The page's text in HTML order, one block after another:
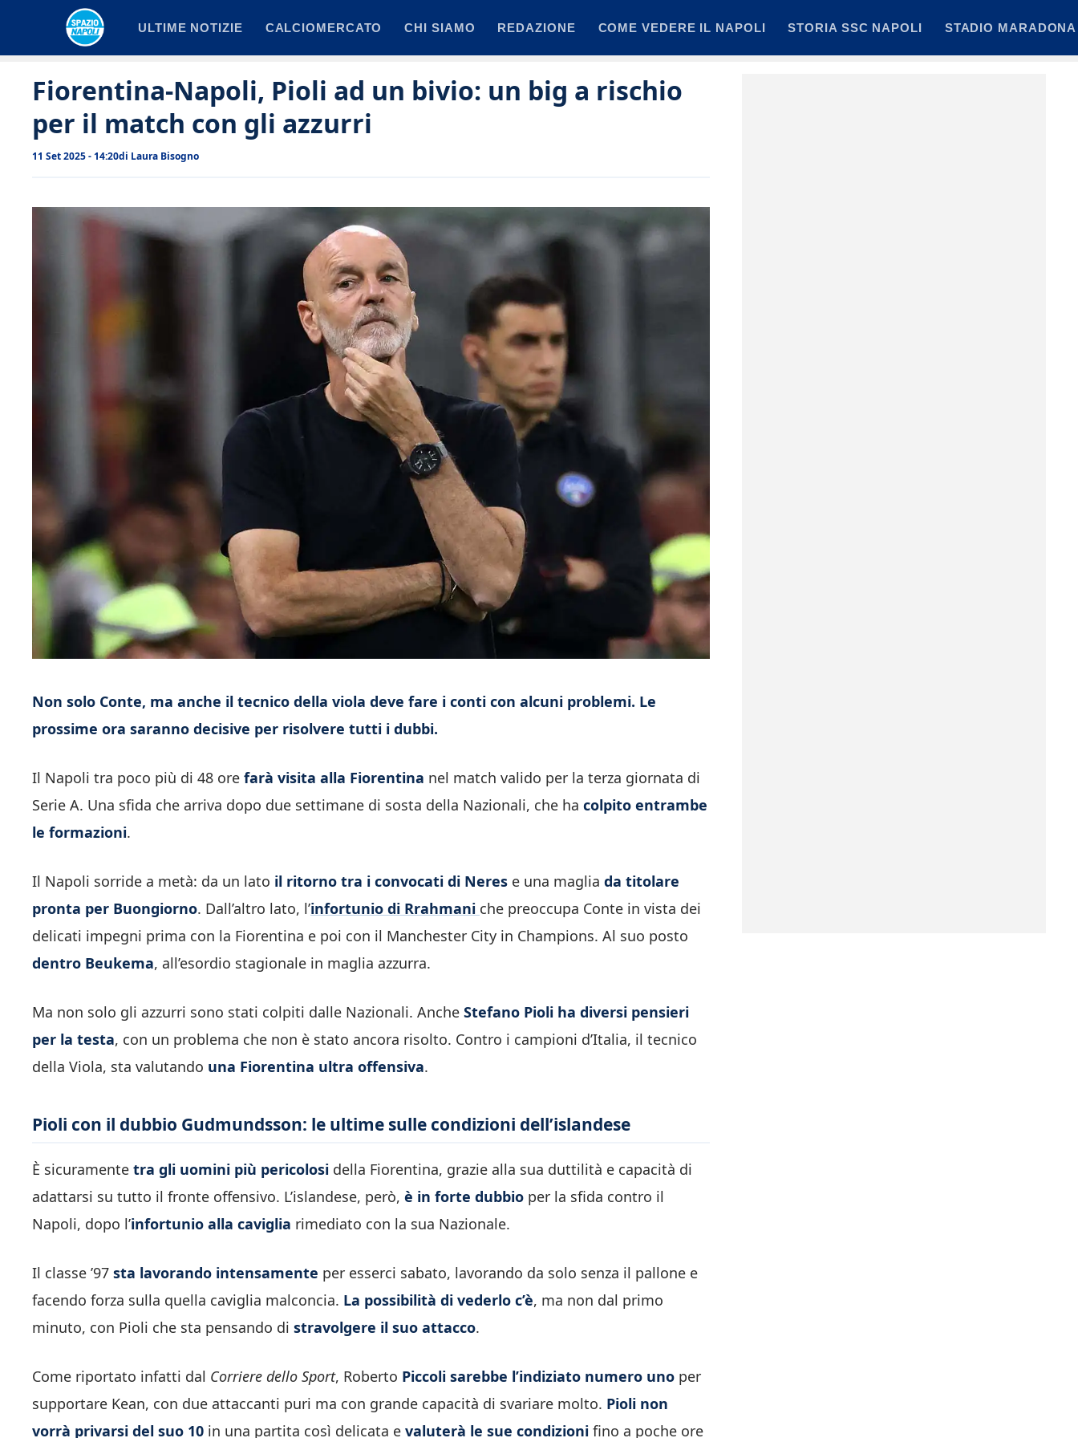
ULTIME NOTIZIE CALCIOMERCATO CHI SIAMO REDAZIONE COME VEDERE IL NAPOLI STORIA SSC NAPOLI STADIO MARADONA
Fiorentina-Napoli, Pioli ad un bivio: un big a rischio
per il match con gli azzurri
11 Set 2025 - 14:20di Laura Bisogno
Non solo Conte, ma anche il tecnico della viola deve fare i conti con alcuni problemi. Le
prossime ora saranno decisive per risolvere tutti i dubbi.
Il Napoli tra poco più di 48 ore farà visita alla Fiorentina nel match valido per la terza giornata di
Serie A. Una sfida che arriva dopo due settimane di sosta della Nazionali, che ha colpito entrambe
le formazioni.
Il Napoli sorride a metà: da un lato il ritorno tra i convocati di Neres e una maglia da titolare
pronta per Buongiorno. Dall’altro lato, l’infortunio di Rrahmani che preoccupa Conte in vista dei
delicati impegni prima con la Fiorentina e poi con il Manchester City in Champions. Al suo posto
dentro Beukema, all’esordio stagionale in maglia azzurra.
Ma non solo gli azzurri sono stati colpiti dalle Nazionali. Anche Stefano Pioli ha diversi pensieri
per la testa, con un problema che non è stato ancora risolto. Contro i campioni d’Italia, il tecnico
della Viola, sta valutando una Fiorentina ultra offensiva.
Pioli con il dubbio Gudmundsson: le ultime sulle condizioni dell’islandese
È sicuramente tra gli uomini più pericolosi della Fiorentina, grazie alla sua duttilità e capacità di
adattarsi su tutto il fronte offensivo. L’islandese, però, è in forte dubbio per la sfida contro il
Napoli, dopo l’infortunio alla caviglia rimediato con la sua Nazionale.
Il classe ’97 sta lavorando intensamente per esserci sabato, lavorando da solo senza il pallone e
facendo forza sulla quella caviglia malconcia. La possibilità di vederlo c’è, ma non dal primo
minuto, con Pioli che sta pensando di stravolgere il suo attacco.
Come riportato infatti dal Corriere dello Sport, Roberto Piccoli sarebbe l’indiziato numero uno per
supportare Kean, con due attaccanti puri ma con grande capacità di svariare molto. Pioli non
vorrà privarsi del suo 10 in una partita così delicata e valuterà le sue condizioni fino a poche ore